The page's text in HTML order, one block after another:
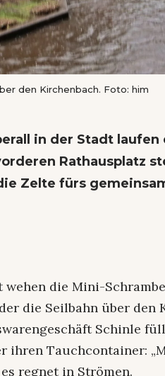
den Kirchenbach. Foto: him
in der Stadt laufen
Rathausplatz
Zelte fürs
die Mini-
die Seilbahn über den
Schinle
ihren Tauchcontainer:
regnet in Strömen.